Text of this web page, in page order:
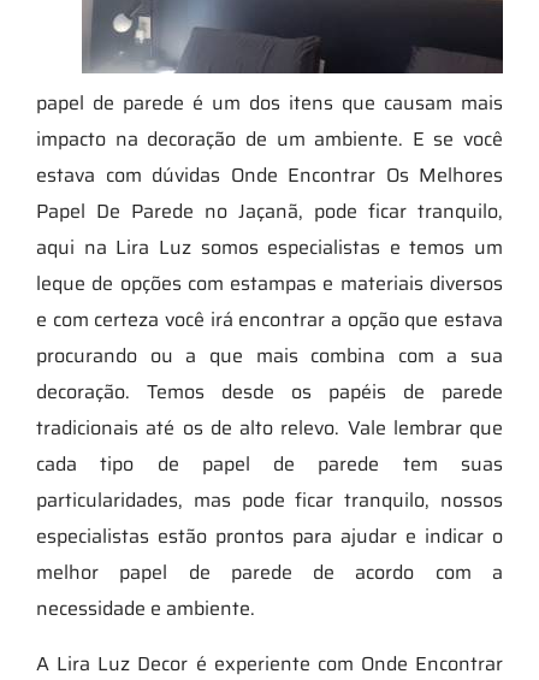
papel de parede é um dos itens que causam mais
impacto na decoração de um ambiente. E se você
estava com dúvidas Onde Encontrar Os Melhores
Papel De Parede no Jaçanã, pode ficar tranquilo,
aqui na Lira Luz somos especialistas e temos um
leque de opções com estampas e materiais diversos
e com certeza você irá encontrar a opção que estava
procurando ou a que mais combina com a sua
decoração. Temos desde os papéis de parede
tradicionais até os de alto relevo. Vale lembrar que
cada tipo de papel de parede tem suas
particularidades, mas pode ficar tranquilo, nossos
especialistas estão prontos para ajudar e indicar o
melhor papel de parede de acordo com a
necessidade e ambiente.
A Lira Luz Decor é experiente com Onde Encontrar